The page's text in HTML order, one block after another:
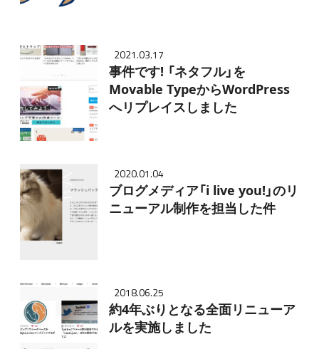
2021.03.17
事件です! 「ネタフル」を
Movable TypeからWordPress
へリプレイスしました
2020.01.04
ブログメディア「i live you!」のリ
ニューアル制作を担当した件
2018.06.25
約4年ぶりとなる全面リニューア
ルを実施しました